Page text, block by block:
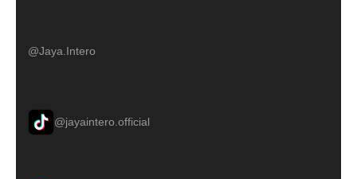
@Jaya.Intero
@jayaintero.official